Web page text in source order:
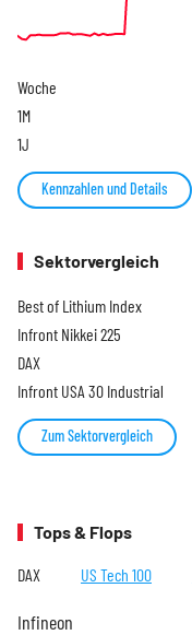
Woche
1M
1J
Kennzahlen und Details
Sektorvergleich
Best of Lithium Index
Infront Nikkei 225
DAX
Infront USA 30 Industrial
Zum Sektorvergleich
Tops & Flops
DAX US Tech 100
Infineon